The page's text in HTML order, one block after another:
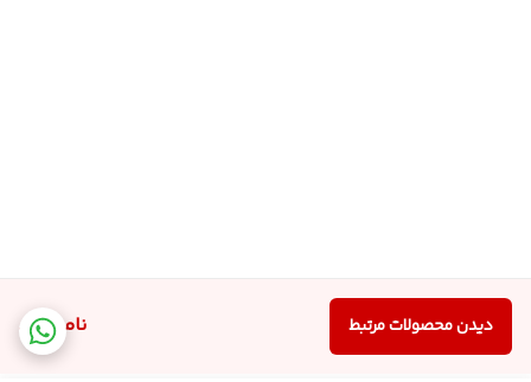
ناموجود دیدن محصولات مرتبط